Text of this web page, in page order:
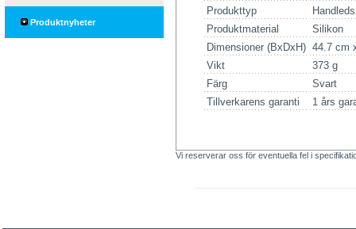
Produktnyheter
Produkttyp
Produktmaterial
Silikon
Dimensioner (BxDxH) 44.7 cm
Vikt
373 g
Färg
Svart
Tillverkarens garanti
1 års
Vi reserverar oss för eventuella fel i